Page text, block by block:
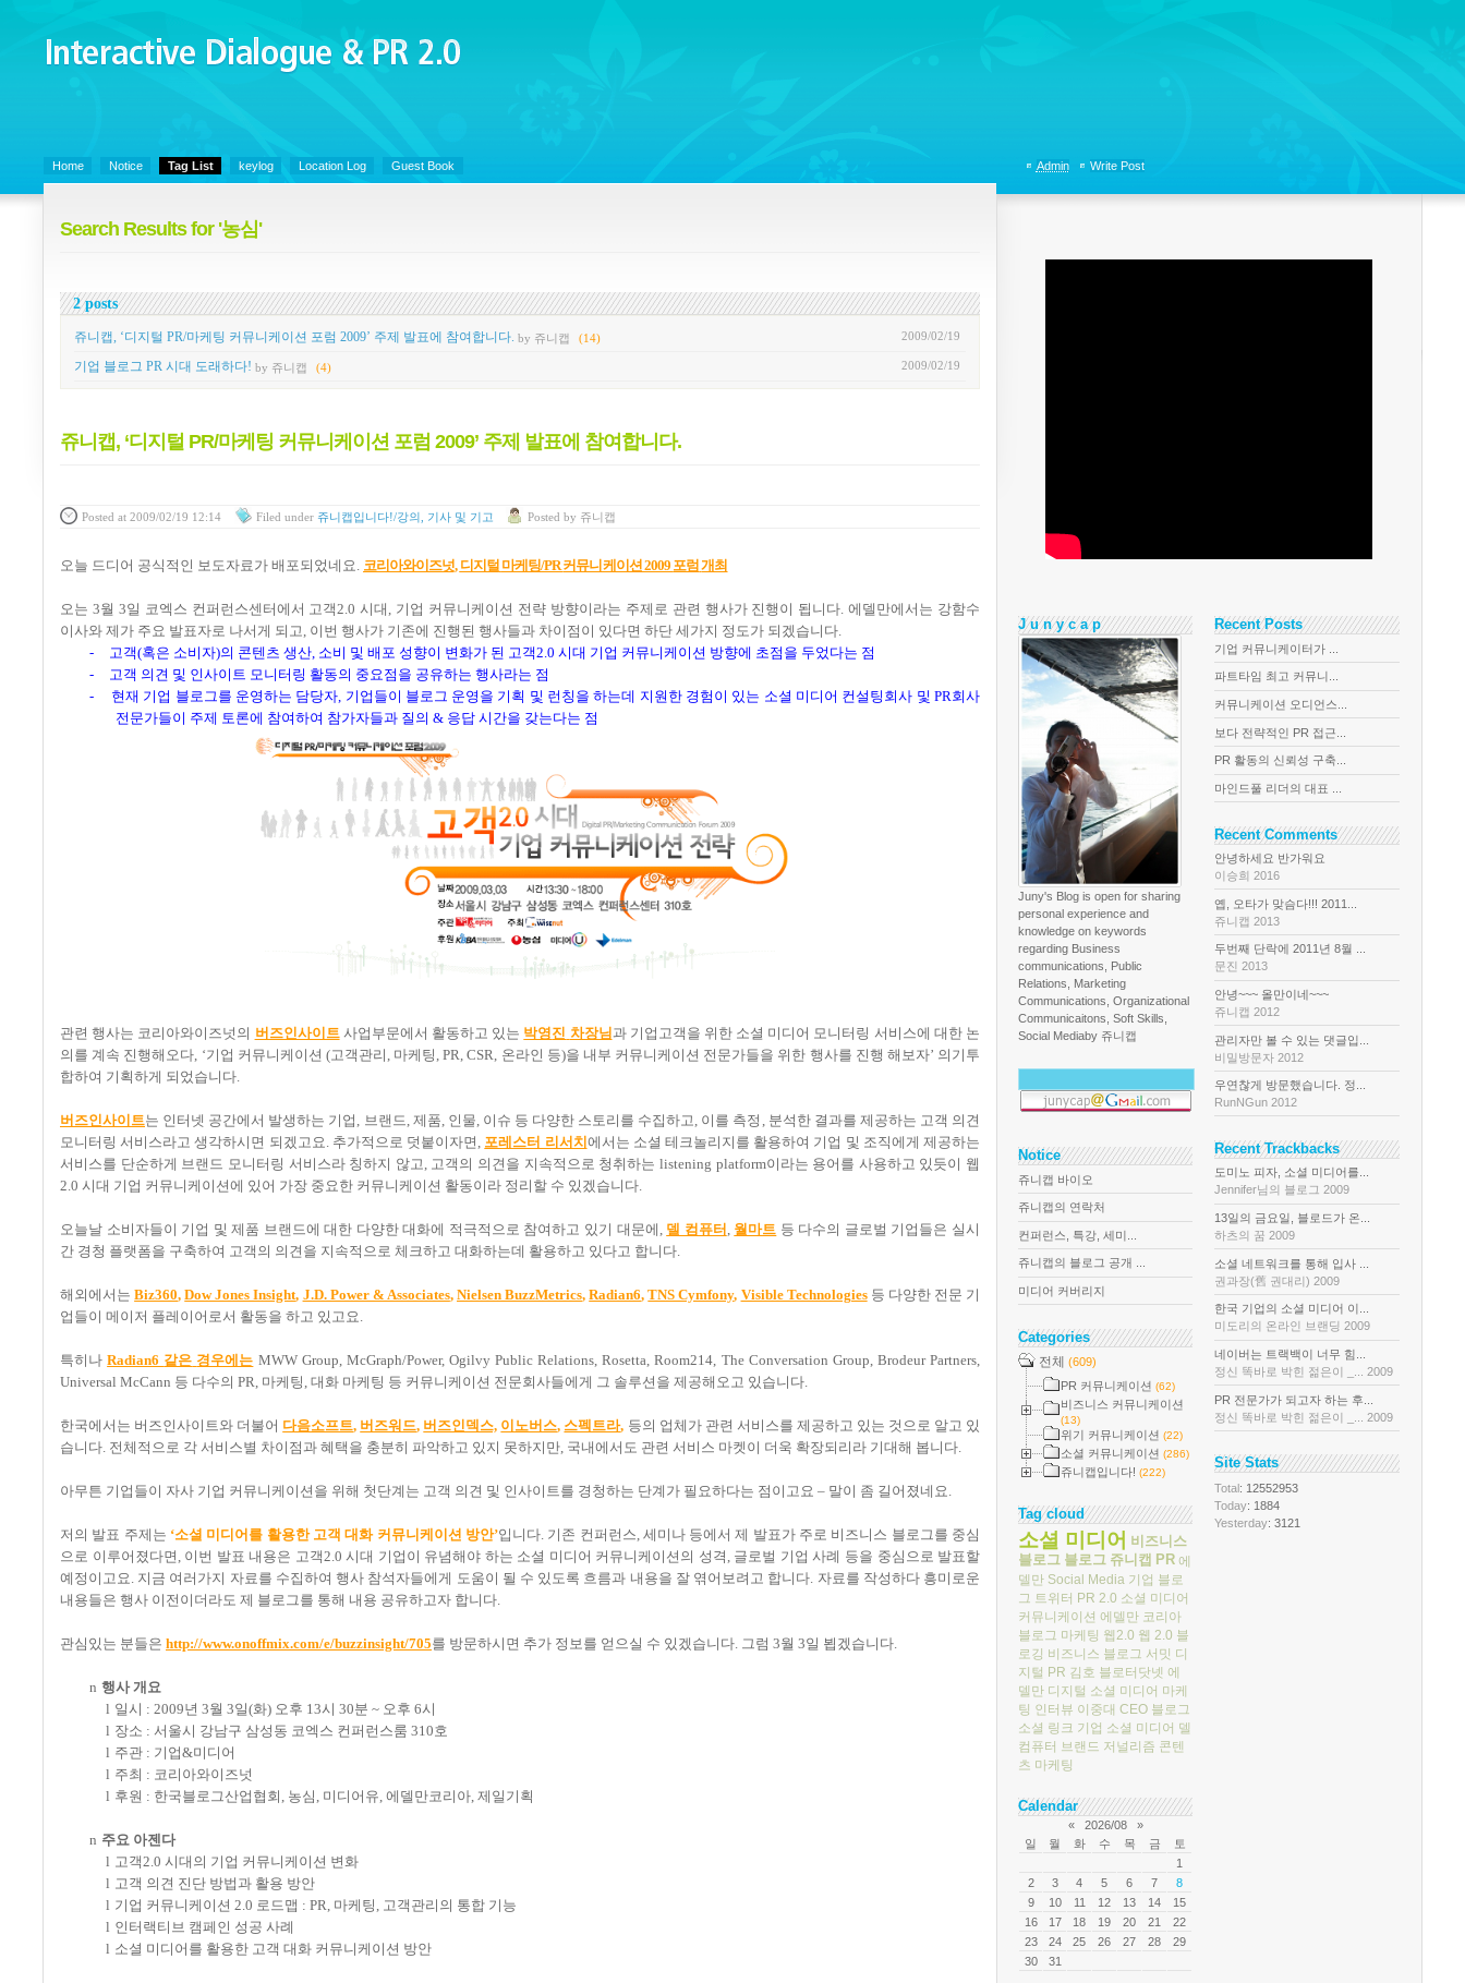
Interactive Dialogue &
PR 2.0
Home Notice Tag List keylog Location Log Guest Book
Search Results for '농심'
2 posts
2009/02/19
쥬니캡, ‘디지털 PR/마케팅 커뮤니케이션 포럼 2009’ 주제 발표에 참여합니다. by 쥬니캡 (14)
2009/02/19
기업 블로그 PR 시대 도래하다! by 쥬니캡 (4)
쥬니캡, ‘디지털 PR/마케팅 커뮤니케이션 포럼 2009’ 주제 발표에 참여합니다.
Posted at 2009/02/19 12:14 Filed under 쥬니캡입니다!/강의, 기사 및 기고 Posted by 쥬니캡
오늘 드디어 공식적인 보도자료가 배포되었네요. 코리아와이즈넛, 디지털 마케팅/PR커뮤니케이션 2009 포럼 개최
오는 3월 3일 코엑스 컨퍼런스센터에서 고객2.0시대 , 기업 커뮤니케이션 전략 방향이라는 주제로 관련 행사가 진행이 됩니다.에델만에서는 강함수
이사와 제가 주요 발표자로 나서게 되고, 이번 행사가 기존에 진행된 행사들과 차이점이 있다면 하단 세가지 정도가 되겠습니다.
-
고객(혹은 소비자)의 콘텐츠 생산, 소비 및 배포 성향이 변화가 된 고객2.0 시대 기업 커뮤니케이션 방향에 초점을 두었다는 점
-
고객 의견 및 인사이트 모니터링 활동의 중요점을 공유하는 행사라는 점
-
현재 기업 블로그를 운영하는 담당자, 기업들이 블로그 운영을 기획 및 런칭을 하는데 지원한 경험이 있는 소셜 미디어 컨설팅회사 및 PR회사
전문가들이 주제 토론에 참여하여 참가자들과 질의 & 응답 시간을 갖는다는 점
관련 행사는 코리아와이즈넛의 버즈인사이트 사업부문에서 활동하고 있는 박영진 차장님 과 기업고객을 위한 소셜 미디어 모니터링 서비스에 대한 논
의를 계속 진행해오다, ‘기업 커뮤니케이션 (고객관리 , 마케팅 , PR, CSR, 온라인 등)을 내부 커뮤니케이션 전문가들을 위한 행사를 진행 해보자’ 의기투
합하여 기획하게 되었습니다.
버즈인사이트는 인터넷 공간에서 발생하는 기업 , 브랜드, 제품, 인물, 이슈 등 다양한 스토리를 수집하고, 이를 측정 , 분석한 결과를 제공하는 고객 의견
모니터링 서비스라고 생각하시면 되겠고요. 추가적으로 덧붙이자면, 포레스터 리서치 에서는 소셜 테크놀리지를 활용하여 기업 및 조직에게 제공하는
서비스를 단순하게 브랜드 모니터링 서비스라 칭하지 않고, 고객의 의견을 지속적으로 청취하는 listening platform이라는 용어를 사용하고 있듯이 웹
2.0 시대 기업 커뮤니케이션에 있어 가장 중요한 커뮤니케이션 활동이라 정리할 수 있겠습니다.
오늘날 소비자들이 기업 및 제품 브랜드에 대한 다양한 대화에 적극적으로 참여하고 있기 대문에 , 델 컴퓨터 , 월마트 등 다수의 글로벌 기업들은 실시
간 경청 플랫폼을 구축하여 고객의 의견을 지속적으로 체크하고 대화하는데 활용하고 있다고 합니다.
해외에서는Biz360,Dow Jones Insight, J.D. Power & Associates, Nielsen BuzzMetrics,Radian6,TNS Cymfony, Visible Technologies 등 다양한 전문 기
업들이 메이저 플레이어로서 활동을 하고 있고요.
특히나Radian6 같은 경우에는 MWW Group, McGraph/Power, Ogilvy Public Relations, Rosetta, Room214, The Conversation Group, Brodeur Partners,
Universal McCann 등 다수의 PR, 마케팅 , 대화 마케팅 등 커뮤니케이션 전문회사들에게 그 솔루션을 제공해오고 있습니다.
한국에서는 버즈인사이트와 더불어 다음소프트, 버즈워드, 버즈인덱스, 이노버스, 스펙트라, 등의 업체가 관련 서비스를 제공하고 있는 것으로 알고 있
습니다. 전체적으로 각 서비스별 차이점과 혜택을 충분히 파악하고 있지 못하지만, 국내에서도 관련 서비스 마켓이 더욱 확장되리라 기대해 봅니다.
아무튼 기업들이 자사 기업 커뮤니케이션을 위해 첫단계는 고객 의견 및 인사이트를 경청하는 단계가 필요하다는 점이고요 – 말이 좀 길어졌네요.
저의 발표 주제는 ‘소셜 미디어를 활용한 고객 대화 커뮤니케이션 방안’입니다. 기존 컨퍼런스, 세미나 등에서 제 발표가 주로 비즈니스 블로그를 중심
으로 이루어졌다면 , 이번 발표 내용은 고객2.0시대 기업이 유념해야 하는 소셜 미디어 커뮤니케이션의 성격 , 글로벌 기업 사례 등을 중심으로 발표할
예정이고요. 지금 여러가지 자료를 수집하여 행사 참석자들에게 도움이 될 수 있도록 흐름과 내용을 잘 엮어보려고 합니다. 자료를 작성하다 흥미로운
내용들은 행사 이전이더라도 제 블로그를 통해 내용 공유하고자 합니다.
관심있는 분들은 http://www.onoffmix.com/e/buzzinsight/705를 방문하시면 추가 정보를 얻으실 수 있겠습니다. 그럼 3월 3일 뵙겠습니다.
n 행사 개요
l 일시 : 2009년 3월 3일(화) 오후 13시 30분 ~ 오후 6시
l 장소 : 서울시 강남구 삼성동 코엑스 컨퍼런스룸 310호
l 주관: 기업&미디어
l 주최 : 코리아와이즈넛
l 후원 : 한국블로그산업협회 , 농심 , 미디어유, 에델만코리아, 제일기획
n 주요 아젠다
l 고객2.0 시대의 기업 커뮤니케이션 변화
l 고객 의견 진단 방법과 활용 방안
l 기업 커뮤니케이션 2.0 로드맵 : PR, 마케팅 , 고객관리의 통합 기능
l 인터랙티브 캠페인 성공 사례
l 소셜 미디어를 활용한 고객 대화 커뮤니케이션 방안
Admin Write Post
J u n y c a p
Juny's Blog is open for sharing
personal experience and
knowledge on keywords
regarding Business
communications, Public
Relations, Marketing
Communications, Organizational
Communicaitons, Soft Skills,
Social Mediaby 쥬니캡
Notice
쥬니캡 바이오
쥬니캡의 연락처
컨퍼런스, 특강, 세미...
쥬니캡의 블로그 공개 ...
미디어 커버리지
Categories
전체 (609)
PR 커뮤니케이션 (62)
비즈니스 커뮤니케이션
(13)
위기 커뮤니케이션 (22)
소셜 커뮤니케이션 (286)
쥬니캡입니다! (222)
Tag cloud
소셜 미디어 비즈니스
블로그 블로그 쥬니캡 PR 에
델만 Social Media 기업 블로
그 트위터 PR 2.0 소셜 미디어
커뮤니케이션 에델만 코리아
블로그 마케팅 웹2.0 웹 2.0 블
로깅 비즈니스 블로그 서밋 디
지털 PR 김호 블로터닷넷 에
델만 디지털 소셜 미디어 마케
팅 인터뷰 이중대 CEO 블로그
소셜 링크 기업 소셜 미디어 델
컴퓨터 브랜드 저널리즘 콘텐
츠 마케팅
Calendar
« 2026/08
»
일
월 화 수 목 금
토
1
2
3 4 5 6 7
8
9
10 11 12 13 14
15
16
17 18 19 20 21
22
23
24 25 26 27 28
29
30
31
Recent Posts
기업 커뮤니케이터가 ...
파트타임 최고 커뮤니...
커뮤니케이션 오디언스...
보다 전략적인 PR 접근...
PR 활동의 신뢰성 구축...
마인드풀 리더의 대표 ...
Recent Comments
안녕하세요 반가워요
이승희 2016
옙, 오타가 맞슴다!!! 2011...
쥬니캡 2013
두번째 단락에 2011년 8월 ...
문진 2013
안녕~~~ 올만이네~~~
쥬니캡 2012
관리자만 볼 수 있는 댓글입...
비밀방문자 2012
우연찮게 방문했습니다. 정...
RunNGun 2012
Recent Trackbacks
도미노 피자, 소셜 미디어를...
Jennifer님의 블로그 2009
13일의 금요일, 블로드가 온...
하츠의 꿈 2009
소셜 네트워크를 통해 입사 ...
권과장(舊 권대리) 2009
한국 기업의 소셜 미디어 이...
미도리의 온라인 브랜딩 2009
네이버는 트랙백이 너무 힘...
정신 똑바로 박힌 젊은이 _... 2009
PR 전문가가 되고자 하는 후...
정신 똑바로 박힌 젊은이 _... 2009
Site Stats
Total: 12552953
Today: 1884
Yesterday: 3121